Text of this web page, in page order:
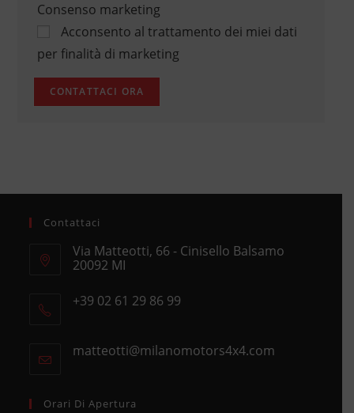
Consenso marketing
Acconsento al trattamento dei miei dati
per finalità di marketing
Contattaci
Via Matteotti, 66 - Cinisello Balsamo
20092 MI
in
+39 02 61 29 86 99
your
matteotti@milanomotors4x4.comOpens
Orari Di Apertura